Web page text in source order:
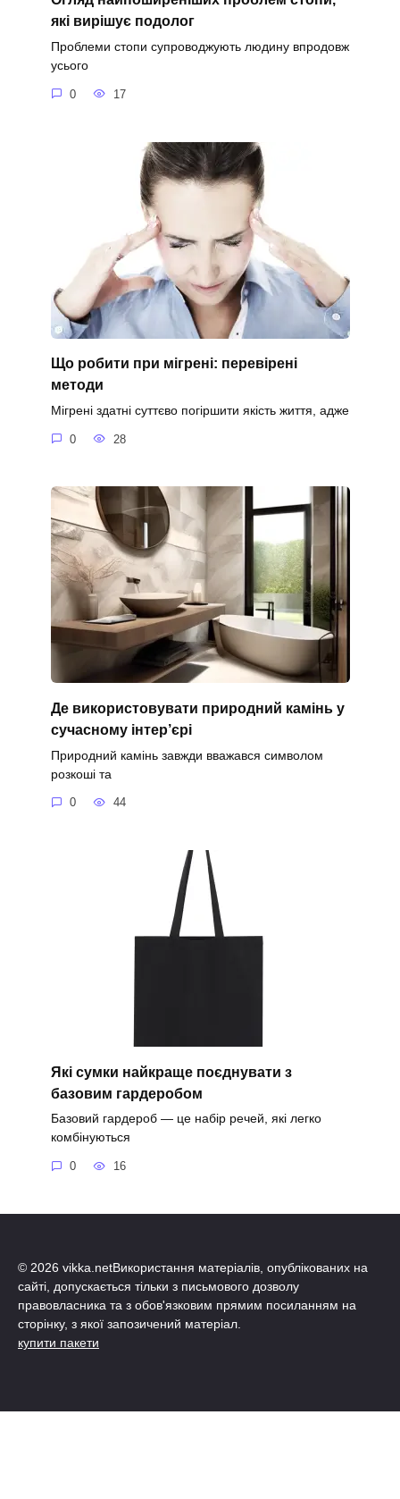
які вирішує подолог
Проблеми стопи супроводжують людину впродовж
усього
0 17
Що робити при мігрені: перевірені
методи
Мігрені здатні суттєво погіршити якість життя, адже
0 28
Де використовувати природний камінь у
сучасному інтер’єрі
Природний камінь завжди вважався символом
розкоші та
0 44
Які сумки найкраще поєднувати з
базовим гардеробом
Базовий гардероб — це набір речей, які легко
комбінуються
0 16
© 2026 vikka.netВикористання матеріалів, опублікованих на
сайті, допускається тільки з письмового дозволу
правовласника та з обов'язковим прямим посиланням на
сторінку, з якої запозичений матеріал.
купити пакети